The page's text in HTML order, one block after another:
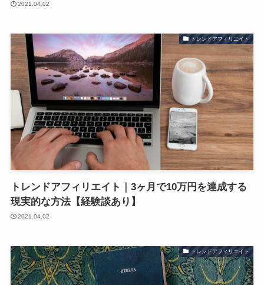
2021.04.02
トレンドアフィリエイト
トレンドアフィリエイト｜3ヶ月で10万円を達成する
現実的な方法【経験談あり】
2021.04.02
トレンドアフィリエイト